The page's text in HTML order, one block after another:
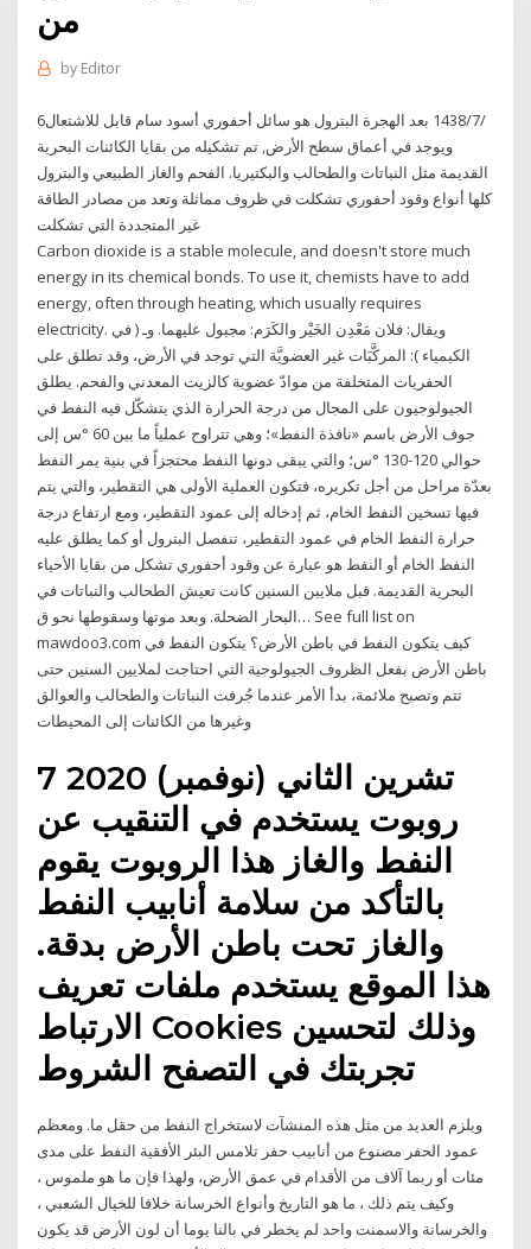
من
by Editor
6‏‏/7‏‏/1438 بعد الهجرة البترول هو سائل أحفوري أسود سام قابل للاشتعال
ويوجد في أعماق سطح الأرض, تم تشكيله من بقايا الكائنات البحرية
القديمة مثل النباتات والطحالب والبكتيريا. الفحم والغاز الطبيعي والبترول
كلها أنواع وقود أحفوري تشكلت في ظروف مماثلة وتعد من مصادر الطاقة
غير المتجددة التي تشكلت
Carbon dioxide is a stable molecule, and doesn't store much
energy in its chemical bonds. To use it, chemists have to add
energy, often through heating, which usually requires
electricity. ويقال: فلان مَعْدِن الخَيْر والكَرَم: مجبول عليهما. وـ ( في
الكيمياء ): المركَّبَات غير العضويَّة التي توجد في الأرض، وقد تطلق على
الحفريات المتخلفة من موادّ عضوية كالزيت المعدني والفحم. يطلق
الجيولوجيون على المجال من درجة الحرارة الذي يتشكّل فيه النفط في
جوف الأرض باسم «نافذة النفط»؛ وهي تتراوح عملياً ما بين 60 °س إلى
حوالي 120-130 °س؛ والتي يبقى دونها النفط محتجزاً في بنية يمر النفط
بعدّة مراحل من أجل تكريره، فتكون العملية الأولى هي التقطير، والتي يتم
فيها تسخين النفط الخام، ثم إدخاله إلى عمود التقطير، ومع ارتفاع درجة
حرارة النفط الخام في عمود التقطير، تنفصل البترول أو كما يطلق عليه
النفط الخام أو النفط هو عبارة عن وقود أحفوري تشكل من بقايا الأحياء
البحرية القديمة. قبل ملايين السنين كانت تعيش الطحالب والنباتات في
البحار الضحلة. وبعد موتها وسقوطها نحو ق… See full list on
mawdoo3.com كيف يتكون النفط في باطن الأرض؟ يتكون النفط في
باطن الأرض بفعل الظروف الجيولوجية التي احتاجت لملايين السنين حتى
تتم وتصبح ملائمة، بدأ الأمر عندما جُرفت النباتات والطحالب والعوالق
وغيرها من الكائنات إلى المحيطات
7 تشرين الثاني (نوفمبر) 2020
روبوت يستخدم في التنقيب عن
النفط والغاز هذا الروبوت يقوم
بالتأكد من سلامة أنابيب النفط
والغاز تحت باطن الأرض بدقة.
هذا الموقع يستخدم ملفات تعريف
الارتباط Cookies وذلك لتحسين
تجربتك في التصفح الشروط
ويلزم العديد من مثل هذه المنشآت لاستخراج النفط من حقل ما. ومعظم
عمود الحفر مصنوع من أنابيب حفر تلامس البئر الأفقية النفط على مدى
مئات أو ربما آلاف من الأقدام في عمق الأرض، ولهذا فإن ما هو ملموس ،
وكيف يتم ذلك ، ما هو التاريخ وأنواع الخرسانة خلافا للخيال الشعبي ،
والخرسانة والاسمنت واحد لم يخطر في بالنا يوما أن لون الأرض قد يكون